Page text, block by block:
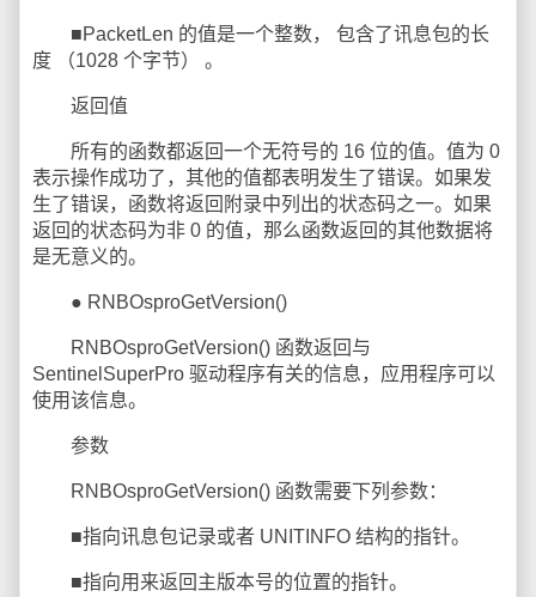
■PacketLen 的值是一个整数， 包含了讯息包的长
度 （1028 个字节） 。
返回值
所有的函数都返回一个无符号的 16 位的值。值为 0
表示操作成功了，其他的值都表明发生了错误。如果发
生了错误，函数将返回附录中列出的状态码之一。如果
返回的状态码为非 0 的值，那么函数返回的其他数据将
是无意义的。
● RNBOsproGetVersion()
RNBOsproGetVersion() 函数返回与
SentinelSuperPro 驱动程序有关的信息，应用程序可以
使用该信息。
参数
RNBOsproGetVersion() 函数需要下列参数：
■指向讯息包记录或者 UNITINFO 结构的指针。
■指向用来返回主版本号的位置的指针。